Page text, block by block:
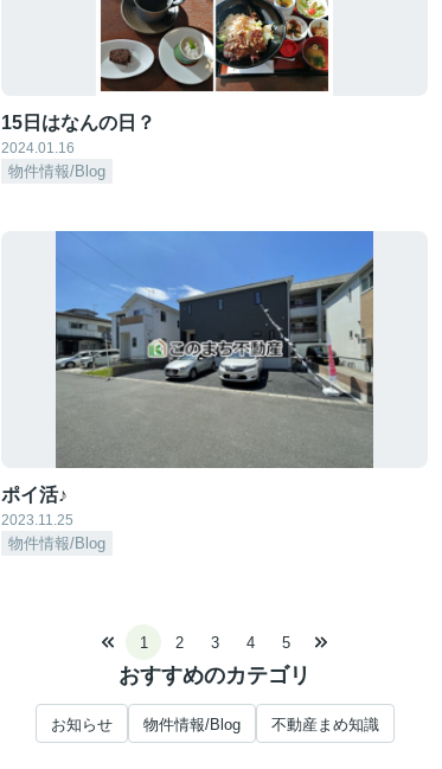
15日はなんの日？
2024.01.16
物件情報/Blog
ポイ活♪
2023.11.25
物件情報/Blog
1 2 3 4 5
おすすめのカテゴリ
お知らせ 物件情報/Blog 不動産まめ知識